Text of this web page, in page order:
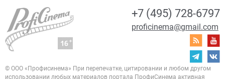
+7 (495) 728-6797
proficinema@gmail.com
© ООО «Профисинема» При перепечатке, цитировании и любом другом
использовании любых материалов портала ПрофиСинема активная